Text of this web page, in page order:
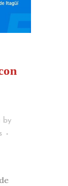
by